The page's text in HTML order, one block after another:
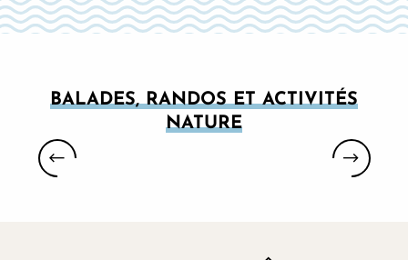
BALADES, RANDOS ET ACTIVITÉS
NATURE
BALADES ET RANDOS NATURE